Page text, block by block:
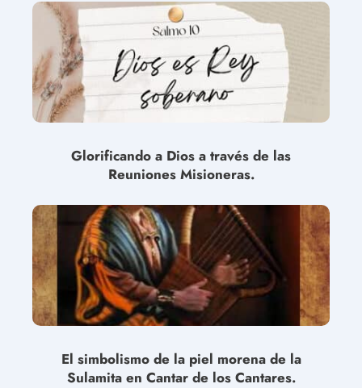
Glorificando a Dios a través de las
Reuniones Misioneras.
El simbolismo de la piel morena de la
Sulamita en Cantar de los Cantares.